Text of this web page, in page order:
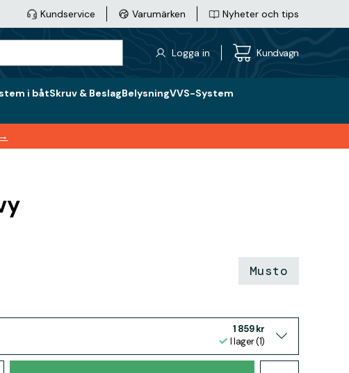
Kundservice Varumärken Nyheter och tips
Logga in Kundvagn
i båtSkruv & BeslagBelysningVVS-System
Musto
1 859 kr
I lager (1)